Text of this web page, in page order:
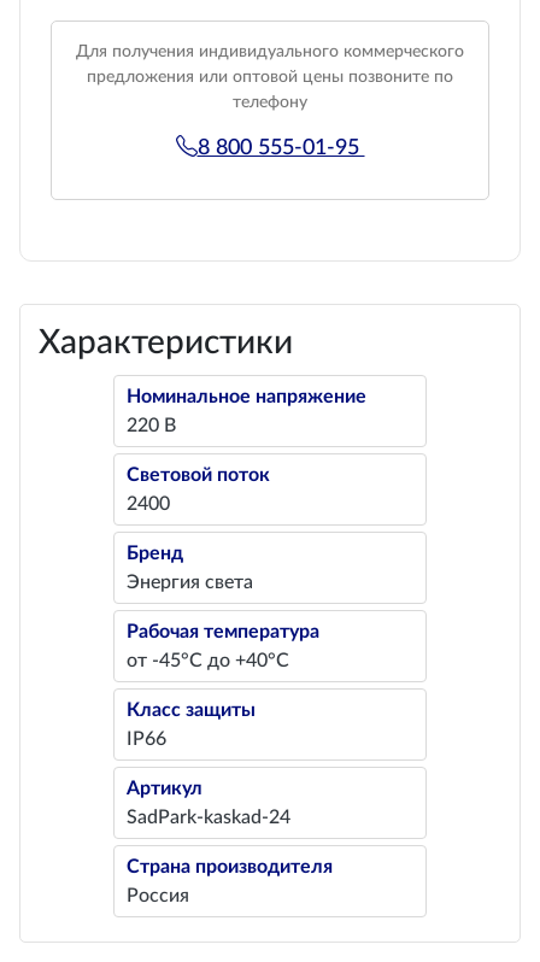
Для получения индивидуального коммерческого
предложения или оптовой цены позвоните по
телефону
8 800 555-01-95
Характеристики
Номинальное напряжение
220 В
Световой поток
2400
Бренд
Энергия света
Рабочая температура
от -45°С до +40°С
Класс защиты
IP66
Артикул
SadPark-kaskad-24
Страна производителя
Россия